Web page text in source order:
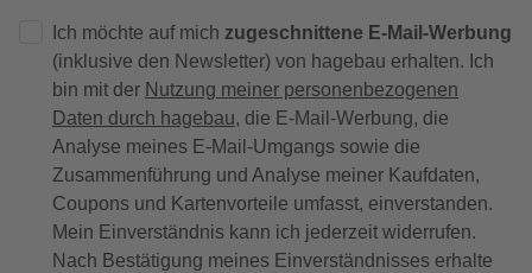
Ich möchte auf mich zugeschnittene E-Mail-Werbung
(inklusive den Newsletter) von hagebau erhalten. Ich
bin mit der Nutzung meiner personenbezogenen
Daten durch hagebau, die E-Mail-Werbung, die
Analyse meines E-Mail-Umgangs sowie die
Zusammenführung und Analyse meiner Kaufdaten,
Coupons und Kartenvorteile umfasst, einverstanden.
Mein Einverständnis kann ich jederzeit widerrufen.
Nach Bestätigung meines Einverständnisses erhalte